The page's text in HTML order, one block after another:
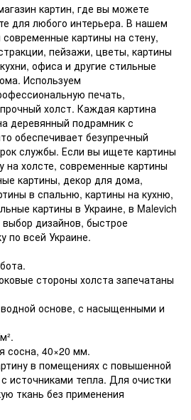
картин, где вы можете
для любого интерьера. В нашем
картины на стену,
пейзажи, цветы, картины
офиса и другие стильные
Используем
печать,
холст. Каждая картина
деревянный подрамник с
обеспечивает безупречный
службы. Если вы ищете картины
на холсте, современные картины
картины, декор для дома,
в спальню, картины на кухню,
картины в Украине, в Malevich
дизайнов, быстрое
по всей Украине.
стороны холста запечатаны
основе, с насыщенными и
сосна, 40×20 мм.
в помещениях с повышенной
источниками тепла. Для очистки
ткань без применения